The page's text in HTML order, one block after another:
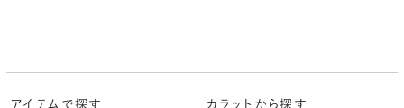
アイテムで探す カラットから探す